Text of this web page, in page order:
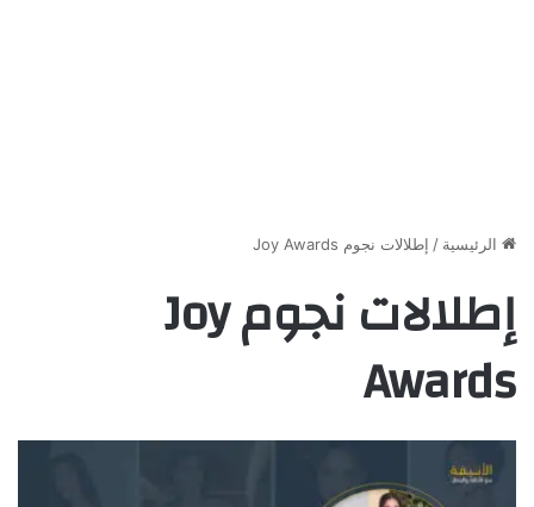
الرئيسية / إطلالات نجوم Joy Awards
إطلالات نجوم Joy
Awards